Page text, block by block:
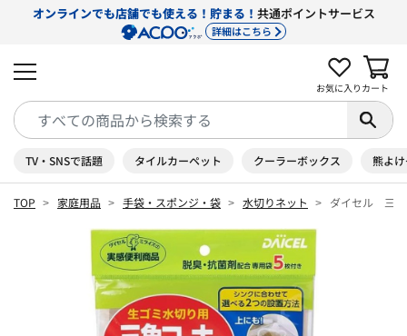
オンラインでも店舗でも使える！貯まる！ 共通ポイントサービス
詳細はこちら
お気に入り カート
TV・SNSで話題 タイルカーペット クーラーボックス 熊よ
TOP 家庭用品 手袋・スポンジ・袋 水切りネット ダイセル 三